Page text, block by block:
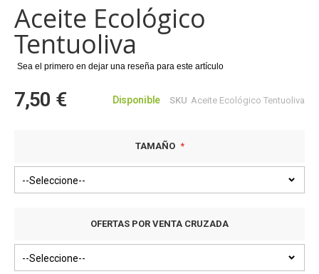
de
la
galería
de
imágenes
Aceite Ecológico
Tentuoliva
Sea el primero en dejar una reseña para este artículo
7,50 € Disponible SKU Aceite Ecológico Tentuoliva
TAMAÑO
OFERTAS POR VENTA CRUZADA